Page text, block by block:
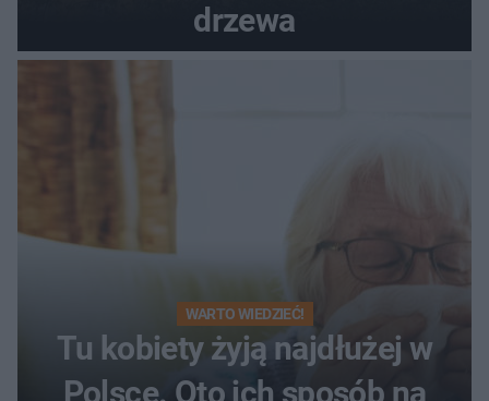
drzewa
WARTO WIEDZIEĆ!
Tu kobiety żyją najdłużej w
Polsce. Oto ich sposób na